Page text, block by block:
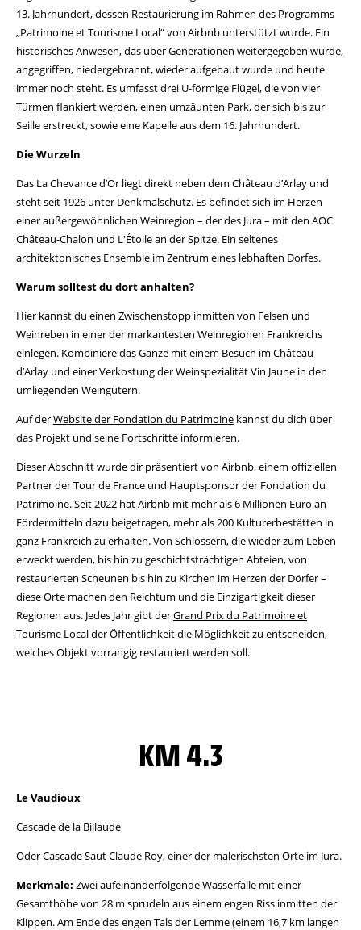
13. Jahrhundert, dessen Restaurierung im Rahmen des Programms
„Patrimoine et Tourisme Local“ von Airbnb unterstützt wurde. Ein
historisches Anwesen, das über Generationen weitergegeben wurde,
angegriffen, niedergebrannt, wieder aufgebaut wurde und heute
immer noch steht. Es umfasst drei U-förmige Flügel, die von vier
Türmen flankiert werden, einen umzäunten Park, der sich bis zur
Seille erstreckt, sowie eine Kapelle aus dem 16. Jahrhundert.
Die Wurzeln
Das La Chevance d’Or liegt direkt neben dem Château d’Arlay und
steht seit 1926 unter Denkmalschutz. Es befindet sich im Herzen
einer außergewöhnlichen Weinregion – der des Jura – mit den AOC
Château-Chalon und L'Étoile an der Spitze. Ein seltenes
architektonisches Ensemble im Zentrum eines lebhaften Dorfes.
Warum solltest du dort anhalten?
Hier kannst du einen Zwischenstopp inmitten von Felsen und
Weinreben in einer der markantesten Weinregionen Frankreichs
einlegen. Kombiniere das Ganze mit einem Besuch im Château
d’Arlay und einer Verkostung der Weinspezialität Vin Jaune in den
umliegenden Weingütern.
Auf derWebsite der Fondation du Patrimoine kannst du dich über
das Projekt und seine Fortschritte informieren.
Dieser Abschnitt wurde dir präsentiert von Airbnb, einem offiziellen
Partner der Tour de France und Hauptsponsor der Fondation du
Patrimoine. Seit 2022 hat Airbnb mit mehr als 6 Millionen Euro an
Fördermitteln dazu beigetragen, mehr als 200 Kulturerbestätten in
ganz Frankreich zu erhalten. Von Schlössern, die wieder zum Leben
erweckt werden, bis hin zu geschichtsträchtigen Abteien, von
restaurierten Scheunen bis hin zu Kirchen im Herzen der Dörfer –
diese Orte machen den Reichtum und die Einzigartigkeit dieser
Regionen aus. Jedes Jahr gibt derGrand Prix du Patrimoine et
Tourisme Localder Öffentlichkeit die Möglichkeit zu entscheiden,
welches Objekt vorrangig restauriert werden soll.
KM 4.3
Le Vaudioux
Cascade de la Billaude
Oder Cascade Saut Claude Roy, einer der malerischsten Orte im Jura.
Merkmale: Zwei aufeinanderfolgende Wasserfälle mit einer
Gesamthöhe von 28 m sprudeln aus einem engen Riss inmitten der
Klippen. Am Ende des engen Tals der Lemme (einem 16,7 km langen